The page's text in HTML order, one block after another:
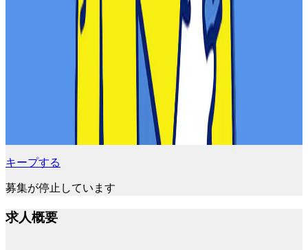
キープする
募集が停止しています
求人概要